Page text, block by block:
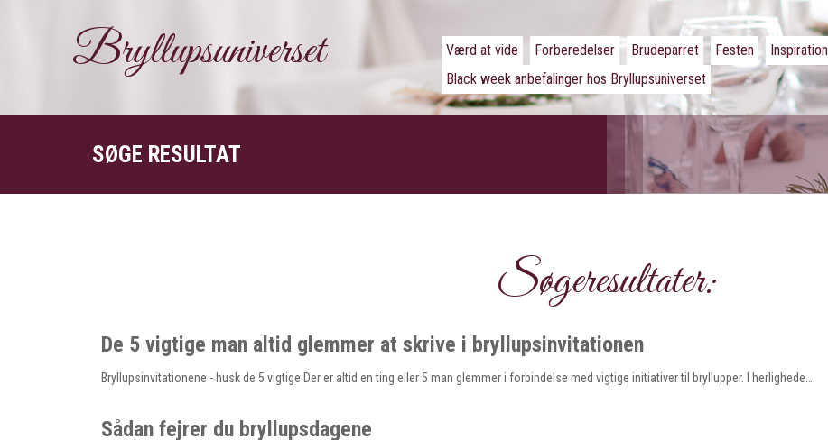
Bryllupsuniverset Værd at vide Forberedelser Brudeparret Festen Inspiration
Black week anbefalinger hos Bryllupsuniverset
SØGE RESULTAT
Søgeresultater:
De 5 vigtige man altid glemmer at skrive i bryllupsinvitationen
Bryllupsinvitationene - husk de 5 vigtige Der er altid en ting eller 5 man glemmer i forbindelse med vigtige initiativer til bryllupper. I herlighede…
Sådan fejrer du bryllupsdagene